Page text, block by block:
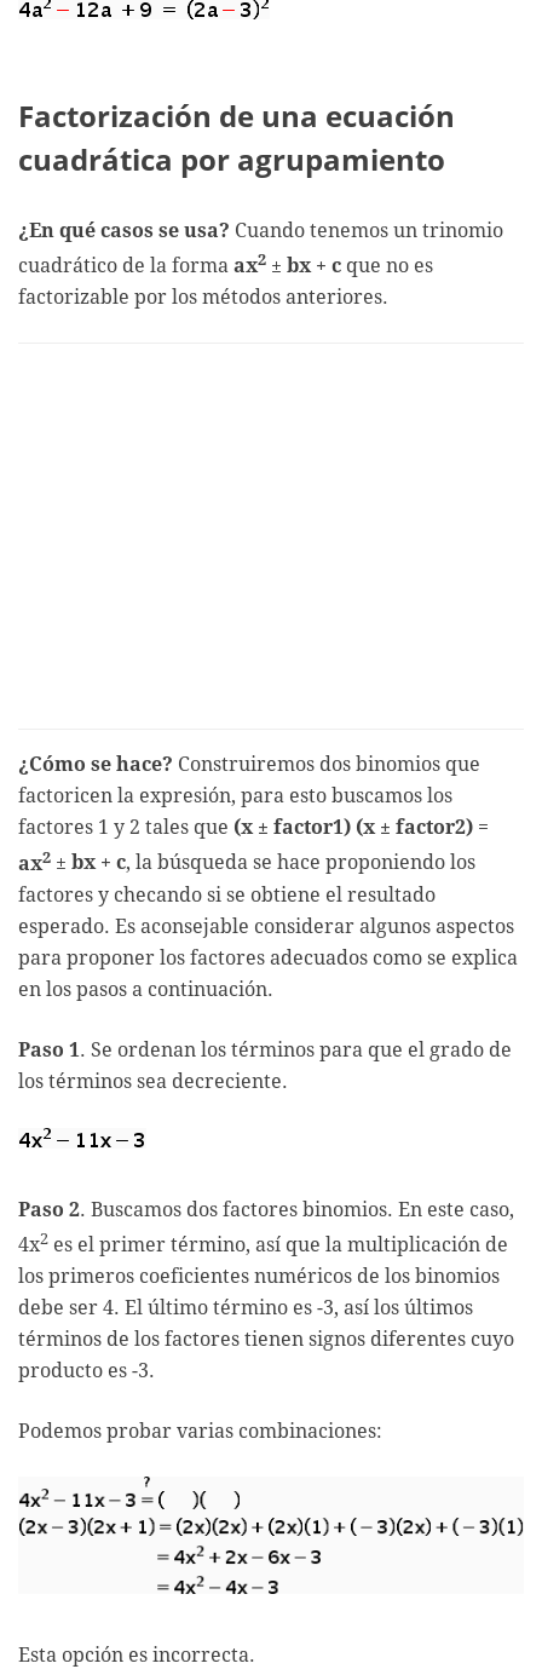
Factorización de una ecuación
cuadrática por agrupamiento
¿En qué casos se usa? Cuando tenemos un trinomio
cuadrático de la forma ax2 ± bx + c que no es
factorizable por los métodos anteriores.
¿Cómo se hace? Construiremos dos binomios que
factoricen la expresión, para esto buscamos los
factores 1 y 2 tales que (x ± factor1) (x ± factor2) =
ax2 ± bx + c, la búsqueda se hace proponiendo los
factores y checando si se obtiene el resultado
esperado. Es aconsejable considerar algunos aspectos
para proponer los factores adecuados como se explica
en los pasos a continuación.
Paso 1 . Se ordenan los términos para que el grado de
los términos sea decreciente.
Paso 2. Buscamos dos factores binomios. En este caso,
4x2 es el primer término, así que la multiplicación de
los primeros coeficientes numéricos de los binomios
debe ser 4. El último término es -3, así los últimos
términos de los factores tienen signos diferentes cuyo
producto es -3.
Podemos probar varias combinaciones:
Esta opción es incorrecta.